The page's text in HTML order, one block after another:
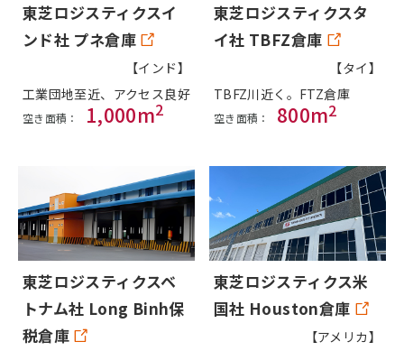
東芝ロジスティクスイ
ンド社 プネ倉庫
【インド】
工業団地至近、アクセス良好
空き面積： 1,000m2
東芝ロジスティクスタ
イ社 TBFZ倉庫
【タイ】
TBFZ川近く。FTZ倉庫
空き面積： 800m2
東芝ロジスティクスベ
トナム社 Long Binh保
税倉庫
東芝ロジスティクス米
国社 Houston倉庫
【アメリカ】